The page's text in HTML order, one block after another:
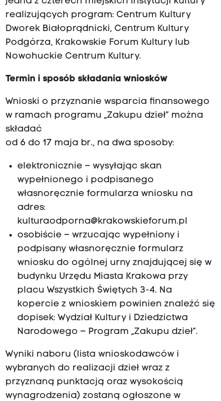
realizujących program: Centrum Kultury
Dworek Białoprądnicki, Centrum Kultury
Podgórza, Krakowskie Forum Kultury lub
Nowohuckie Centrum Kultury.
Termin i sposób składania wniosków
Wnioski o przyznanie wsparcia finansowego
w ramach programu „Zakupu dzieł” można
składać
od 6 do 17 maja br., na dwa sposoby:
elektronicznie – wysyłając skan
wypełnionego i podpisanego
własnoręcznie formularza wniosku na
adres:
kulturaodporna@krakowskieforum.pl
osobiście – wrzucając wypełniony i
podpisany własnoręcznie formularz
wniosku do ogólnej urny znajdującej się w
budynku Urzędu Miasta Krakowa przy
placu Wszystkich Świętych 3-4. Na
kopercie z wnioskiem powinien znaleźć się
dopisek: Wydział Kultury i Dziedzictwa
Narodowego – Program „Zakupu dzieł”.
Wyniki naboru (lista wnioskodawców i
wybranych do realizacji dzieł wraz z
przyznaną punktacją oraz wysokością
wynagrodzenia) zostaną ogłoszone w